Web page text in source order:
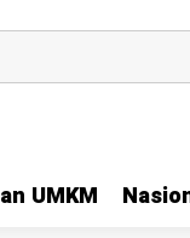
UMKM
UMKM